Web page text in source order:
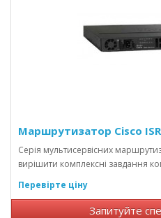
Маршрутизатор Cisco
Серія мультисервісних
вирішити комплексні завдання
Перевірте ціну
Запитуйте